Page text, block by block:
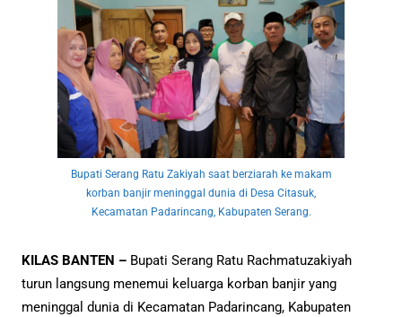
Bupati Serang Ratu Zakiyah saat berziarah ke makam
korban banjir meninggal dunia di Desa Citasuk,
Kecamatan Padarincang, Kabupaten Serang.
KILAS BANTEN – Bupati Serang Ratu Rachmatuzakiyah
turun langsung menemui keluarga korban banjir yang
meninggal dunia di Kecamatan Padarincang, Kabupaten